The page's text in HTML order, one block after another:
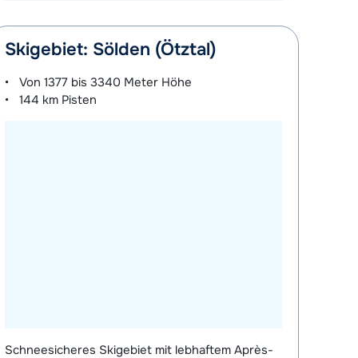
Skigebiet: Sölden (Ötztal)
Von1377 bis 3340 Meter Höhe
144 km Pisten
Schneesicheres Skigebiet mit lebhaftem Après-